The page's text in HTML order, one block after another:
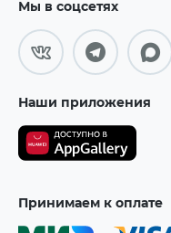
Мы в соцсетях
Наши приложения
Принимаем к оплате